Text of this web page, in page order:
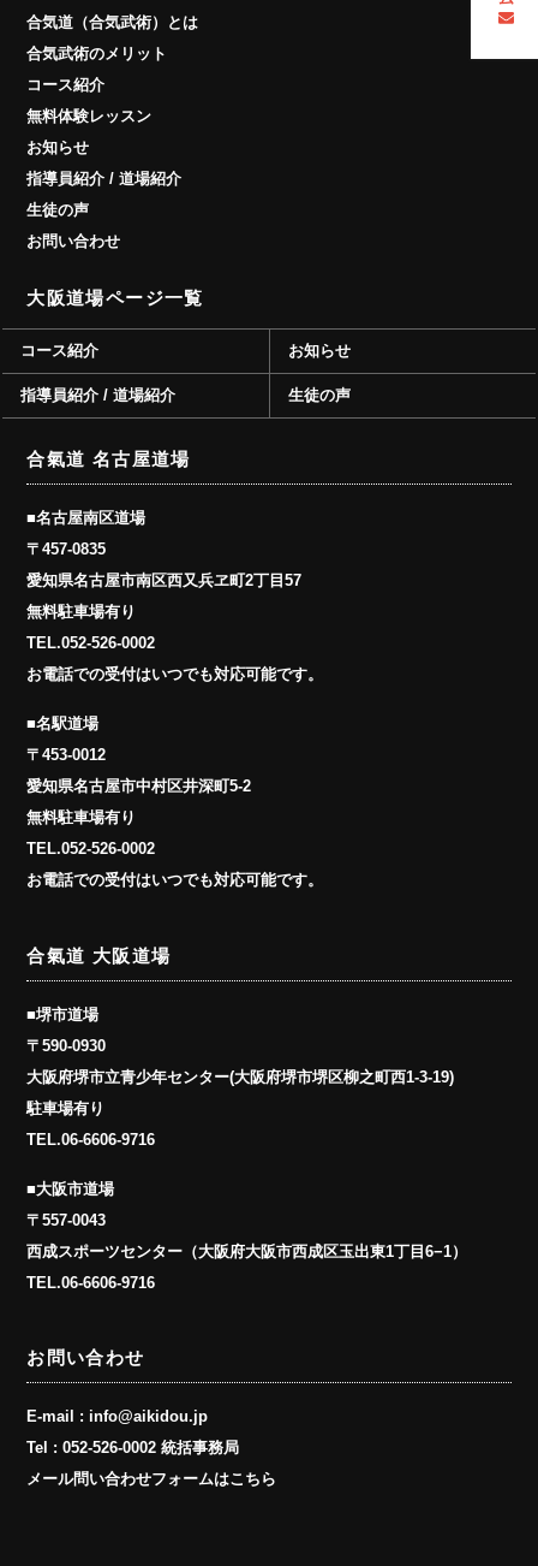
合気道（合気武術）とは
合気武術のメリット
コース紹介
無料体験レッスン
お知らせ
指導員紹介 / 道場紹介
生徒の声
お問い合わせ
大阪道場ページ一覧
コース紹介 お知らせ
指導員紹介 / 道場紹介 生徒の声
合氣道 名古屋道場
■名古屋南区道場
〒457-0835
愛知県名古屋市南区西又兵ヱ町2丁目57
無料駐車場有り
TEL.052-526-0002
お電話での受付はいつでも対応可能です。
■名駅道場
〒453-0012
愛知県名古屋市中村区井深町5-2
無料駐車場有り
TEL.052-526-0002
お電話での受付はいつでも対応可能です。
合氣道 大阪道場
■堺市道場
〒590-0930
大阪府堺市立青少年センター(大阪府堺市堺区柳之町西1-3-19)
駐車場有り
TEL.06-6606-9716
■大阪市道場
〒557-0043
西成スポーツセンター（大阪府大阪市西成区玉出東1丁目6−1）
TEL.06-6606-9716
お問い合わせ
E-mail : info@aikidou.jp
Tel :052-526-0002 統括事務局
メール問い合わせフォームはこちら